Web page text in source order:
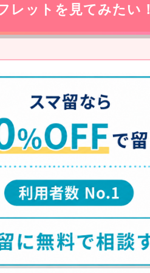
レットを見てみたい！